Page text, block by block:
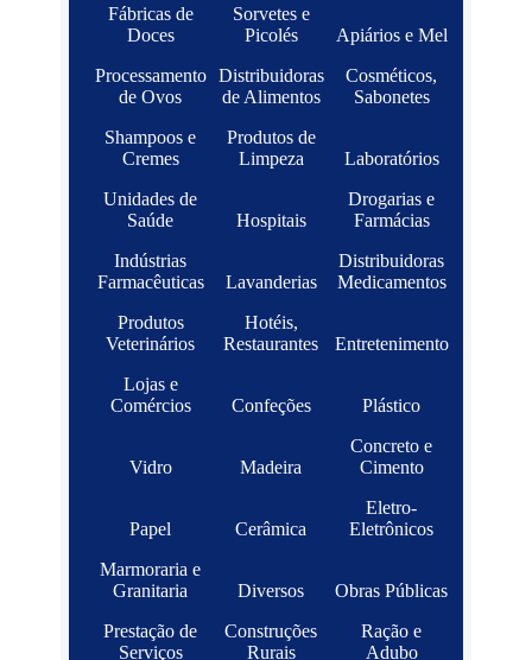
Fábricas de
Doces
Sorvetes e
Picolés
Apiários e Mel
Processamento
de Ovos
Distribuidoras
de Alimentos
Cosméticos,
Sabonetes
Shampoos e
Cremes
Produtos de
Limpeza
Laboratórios
Unidades de
Saúde
Hospitais
Drogarias e
Farmácias
Indústrias
Farmacêuticas
Lavanderias
Distribuidoras
Medicamentos
Produtos
Veterinários
Hotéis,
Restaurantes
Entretenimento
Lojas e
Comércios
Confeções Plástico
Vidro Madeira
Concreto e
Cimento
Papel Cerâmica
Eletro-
Eletrônicos
Marmoraria e
Granitaria
Diversos
Obras Públicas
Prestação de
Serviços
Construções
Rurais
Ração e
Adubo